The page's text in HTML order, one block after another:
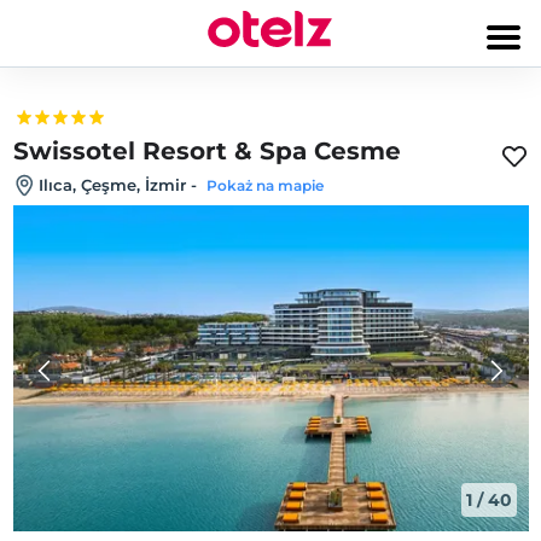
Swissotel Resort & Spa Cesme
Ilıca, Çeşme, İzmir - Pokaż na mapie
1 /40